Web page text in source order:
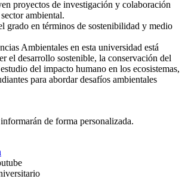
proyectos de investigación y colaboración
ambiental.
grado en términos de sostenibilidad y medio
Ambientales en esta universidad está
el desarrollo sostenible, la conservación del
del impacto humano en los ecosistemas,
para abordar desafíos ambientales
de forma personalizada.